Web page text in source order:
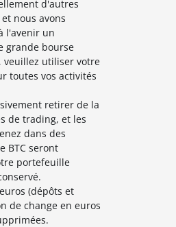
d'autres
nous avons
l'avenir un
grande bourse
veuillez utiliser votre
toutes vos activités
retirer de la
de trading, et les
dans des
BTC seront
portefeuille
(dépôts et
de change en euros